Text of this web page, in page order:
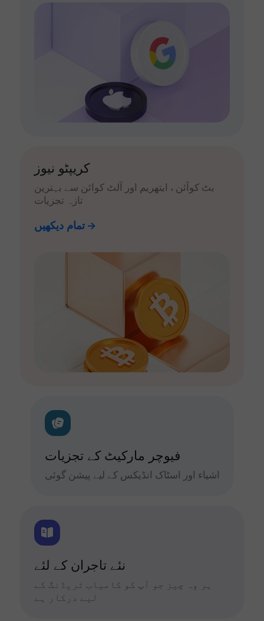
کریپٹو نیوز
بٹ کوآئن ، ایتھریم اور آلٹ کوائن سے بہترین
تازہ تجزیات
تمام دیکھیں
فیوچر مارکیٹ کے تجزیات
اشیاء اور اسٹاک انڈیکس کے لیے پیشن گوئی
نئے تاجران کے لئے
ہر وہ چیز جو آپ کو کامیاب ٹریڈنگ کے
لیے درکار ہے